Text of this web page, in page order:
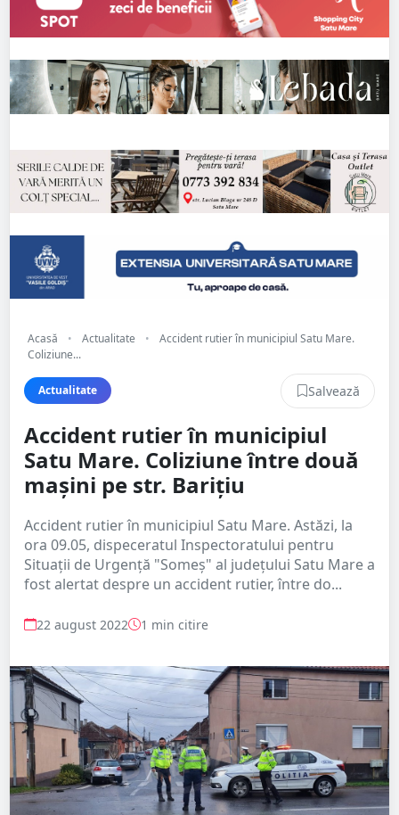
Acasă • Actualitate •
Accident rutier în municipiul Satu Mare.
Coliziune...
Actualitate Salvează
Accident rutier în municipiul
Satu Mare. Coliziune între două
mașini pe str. Barițiu
Accident rutier în municipiul Satu Mare. Astăzi, la
ora 09.05, dispeceratul Inspectoratului pentru
Situații de Urgență "Someș" al județului Satu Mare a
fost alertat despre un accident rutier, între do...
22 august 2022 1 min citire